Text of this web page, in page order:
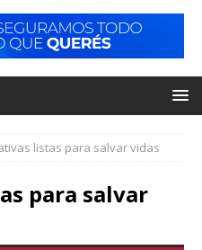
listas para salvar vidas
para salvar